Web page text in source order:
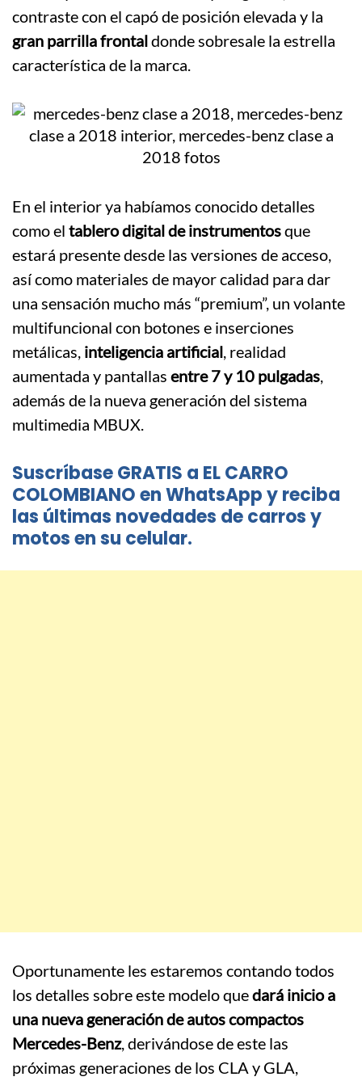
contraste con el capó de posición elevada y la
gran parrilla frontaldonde sobresale la estrella
característica de la marca.
En el interior ya habíamos conocido detalles
como el tablero digital de instrumentosque
estará presente desde las versiones de acceso,
así como materiales de mayor calidad para dar
una sensación mucho más “premium”, un volante
multifuncional con botones e inserciones
metálicas, inteligencia artificial, realidad
aumentada y pantallas entre 7 y 10 pulgadas,
además de la nueva generación del sistema
multimedia MBUX.
Suscríbase GRATIS a EL CARRO
COLOMBIANO en WhatsApp y reciba
las últimas novedades de carros y
motos en su celular.
Oportunamente les estaremos contando todos
los detalles sobre este modelo quedará inicio a
una nueva generación de autos compactos
Mercedes-Benz, derivándose de este las
próximas generaciones de los CLA y GLA,